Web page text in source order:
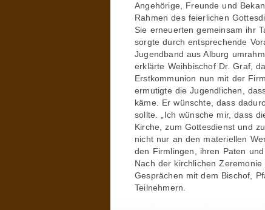
Angehörige, Freunde und
Rahmen des feierlichen
Sie erneuerten gemeinsam ihr
sorgte durch entsprechende
Jugendband aus Alburg
erklärte Weihbischof Dr. Graf,
Erstkommunion nun mit der
ermutigte die Jugendlichen,
käme. Er wünschte, dass
sollte. „Ich wünsche mir, dass
Kirche, zum Gottesdienst und
nicht nur an den materiellen
den Firmlingen, ihren Paten
Nach der kirchlichen
Gesprächen mit dem Bischof,
Teilnehmern.